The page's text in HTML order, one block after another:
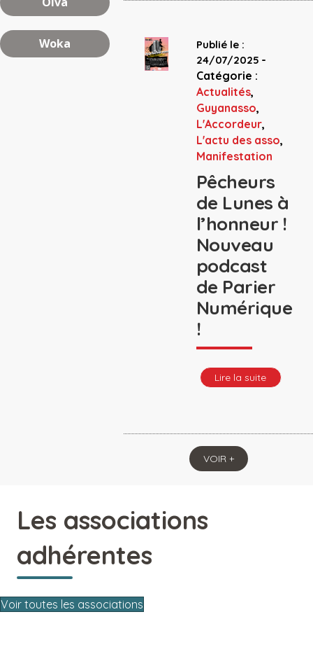
Woka
Publié le :
24/07/2025 -
Catégorie :
Actualités,
Guyanasso,
L'Accordeur,
L'actu des asso,
Manifestation
Pêcheurs
de Lunes à
l’honneur !
Nouveau
podcast
de Parier
Numérique
!
Lire la suite
VOIR +
Les associations
adhérentes
Voir toutes les associations